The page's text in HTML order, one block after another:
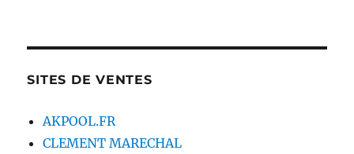
SITES DE VENTES
AKPOOL.FR
CLEMENT MARECHAL